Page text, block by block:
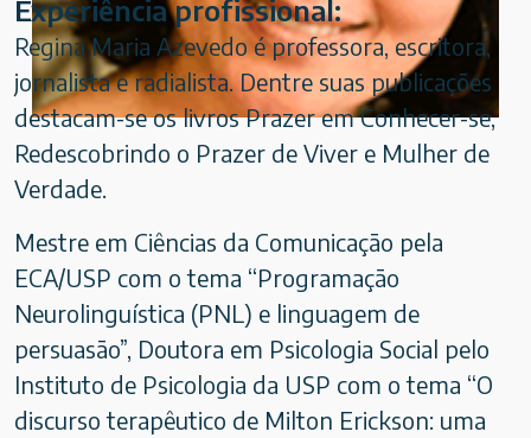
Experiência profissional:
Regina Maria Azevedo é professora, escritora,
jornalista e radialista. Dentre suas publicações
destacam-se os livros Prazer em Conhecer-se,
Redescobrindo o Prazer de Viver e Mulher de
Verdade.
Mestre em Ciências da Comunicação pela
ECA/USP com o tema “Programação
Neurolinguística (PNL) e linguagem de
persuasão”, Doutora em Psicologia Social pelo
Instituto de Psicologia da USP com o tema “O
discurso terapêutico de Milton Erickson: uma